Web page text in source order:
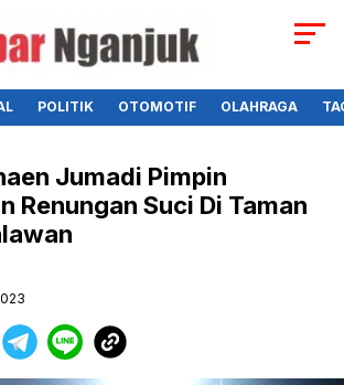
POLITIK OTOMOTIF OLAHRAGA
Jumadi Pimpin
Renungan Suci Di Taman